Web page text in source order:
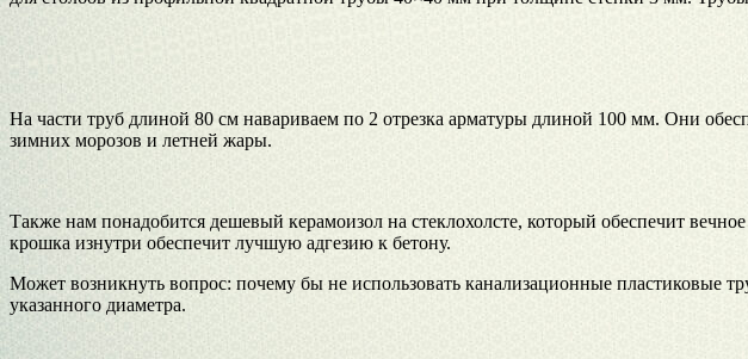
На части труб длиной 80 см навариваем по 2 отрезка арматуры длиной 100 мм. Они
зимних морозов и летней жары.
Также нам понадобится дешевый керамоизол на стеклохолсте, который обеспечит
крошка изнутри обеспечит лучшую адгезию к бетону.
Может возникнуть вопрос: почему бы не использовать канализационные пластиковые
указанного диаметра.